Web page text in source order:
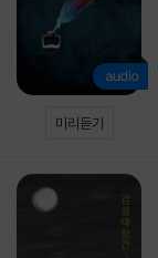
미리듣기